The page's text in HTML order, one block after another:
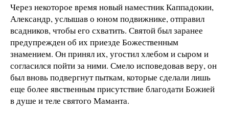
Через некоторое время новый наместник Каппадокии,
Александр, услышав о юном подвижнике, отправил
всадников, чтобы его схватить. Святой был заранее
предупрежден об их приезде Божественным
знамением. Он принял их, угостил хлебом и сыром и
согласился пойти за ними. Смело исповедовав веру, он
был вновь подвергнут пыткам, которые сделали лишь
еще более явственным присутствие благодати Божией
в душе и теле святого Маманта.